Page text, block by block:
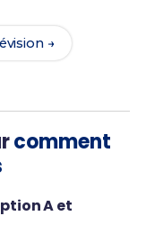
→
comment
A et